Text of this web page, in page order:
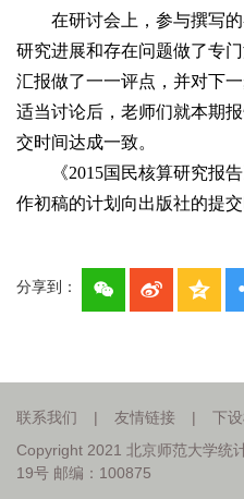
在研讨会上，参与撰写
研究进展和存在问题做了专
汇报做了一一评点，并对下
适当讨论后，老师们就本期
交时间达成一致。
《2015国民核算研究报
作初稿的计划向出版社的提交
分享到：
联系我们 | 友情链接 | 下
Copyright 2021 北京师范大学统
19号 邮编：100875